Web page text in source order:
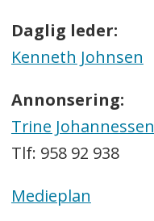
Daglig leder:
Kenneth Johnsen
Annonsering:
Trine Johannessen
Tlf: 958 92 938
Medieplan